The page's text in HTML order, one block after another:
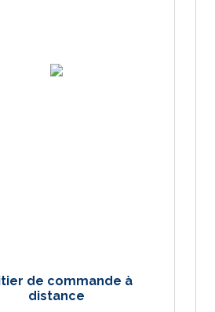
de commande à
distance